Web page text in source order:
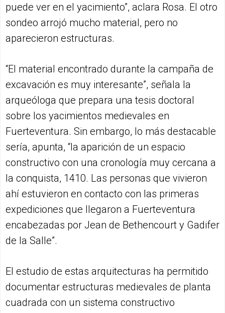
puede ver en el yacimiento”, aclara Rosa. El otro
sondeo arrojó mucho material, pero no
aparecieron estructuras.
“El material encontrado durante la campaña de
excavación es muy interesante”, señala la
arqueóloga que prepara una tesis doctoral
sobre los yacimientos medievales en
Fuerteventura. Sin embargo, lo más destacable
sería, apunta, “la aparición de un espacio
constructivo con una cronología muy cercana a
la conquista, 1410. Las personas que vivieron
ahí estuvieron en contacto con las primeras
expediciones que llegaron a Fuerteventura
encabezadas por Jean de Bethencourt y Gadifer
de la Salle”.
El estudio de estas arquitecturas ha permitido
documentar estructuras medievales de planta
cuadrada con un sistema constructivo